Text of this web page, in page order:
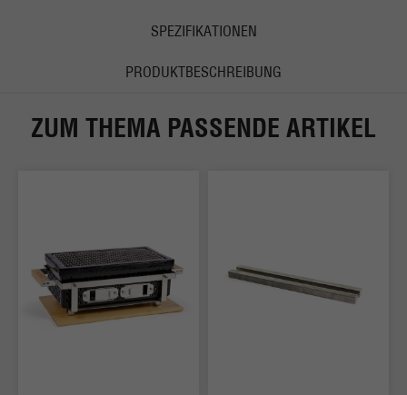
SPEZIFIKATIONEN
PRODUKTBESCHREIBUNG
ZUM THEMA PASSENDE ARTIKEL